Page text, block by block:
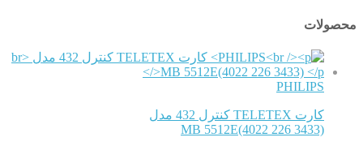
محصولات
PHILIPS
کارت TELETEX کنترل 432 مدل
MB 5512E(4022 226 3433)